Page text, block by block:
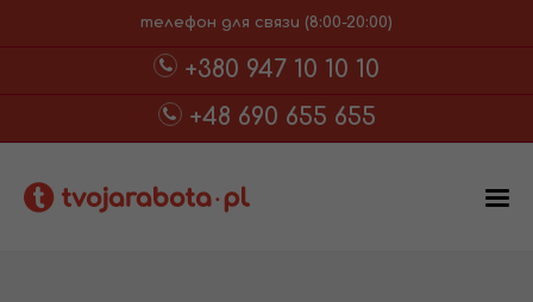
телефон для связи (8:00-20:00)
+380 947 10 10 10
+48 690 655 655